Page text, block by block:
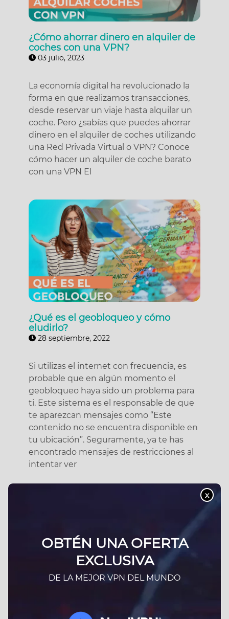
¿Cómo ahorrar dinero en alquiler de
coches con una VPN?
03 julio, 2023
La economía digital ha revolucionado la
forma en que realizamos transacciones,
desde reservar un viaje hasta alquilar un
coche. Pero ¿sabías que puedes ahorrar
dinero en el alquiler de coches utilizando
una Red Privada Virtual o VPN? Conoce
cómo hacer un alquiler de coche barato
con una VPN El
¿Qué es el geobloqueo y cómo
eludirlo?
28 septiembre, 2022
Si utilizas el internet con frecuencia, es
probable que en algún momento el
geobloqueo haya sido un problema para
ti. Este sistema es el responsable de que
te aparezcan mensajes como “Este
contenido no se encuentra disponible en
tu ubicación”. Seguramente, ya te has
encontrado mensajes de restricciones al
intentar ver
Las mejores VPN para ver Amazon
x
OBTÉN UNA OFERTA
EXCLUSIVA
DE LA MEJOR VPN DEL MUNDO